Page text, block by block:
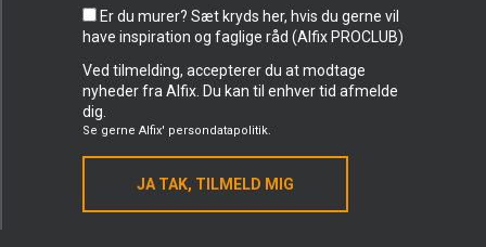
Er du murer? Sæt kryds her, hvis du gerne vil
have inspiration og faglige råd (Alfix PROCLUB)
Ved tilmelding, accepterer du at modtage
nyheder fra Alfix. Du kan til enhver tid afmelde
dig.
Se gerne Alfix' persondatapolitik.
JA TAK, TILMELD MIG